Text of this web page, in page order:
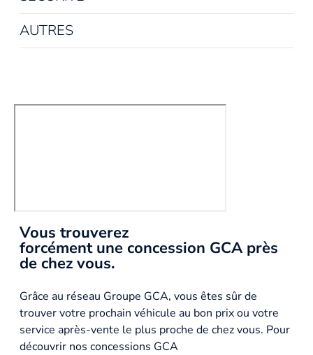
AUTRES
Vous trouverez
forcément une concession GCA près
de chez vous.
Grâce au réseau Groupe GCA, vous êtes sûr de
trouver votre prochain véhicule au bon prix ou votre
service après-vente le plus proche de chez vous. Pour
découvrir nos concessions GCA